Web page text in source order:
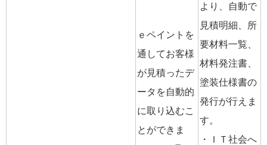
ｅペイントを
通してお客様
が見積ったデ
ータを自動的
に取り込むこ
とができま
より、自動で
見積明細、所
要材料一覧、
材料発注書、
塗装仕様書の
発行が行えま
す。
・ＩＴ社会へ